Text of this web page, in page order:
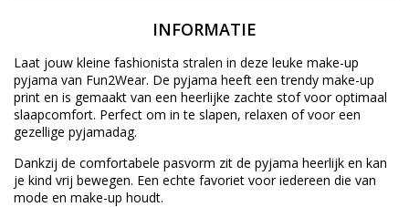
INFORMATIE
Laat jouw kleine fashionista stralen in deze leuke make-up
pyjama van Fun2Wear. De pyjama heeft een trendy make-up
print en is gemaakt van een heerlijke zachte stof voor optimaal
slaapcomfort. Perfect om in te slapen, relaxen of voor een
gezellige pyjamadag.
Dankzij de comfortabele pasvorm zit de pyjama heerlijk en kan
je kind vrij bewegen. Een echte favoriet voor iedereen die van
mode en make-up houdt.